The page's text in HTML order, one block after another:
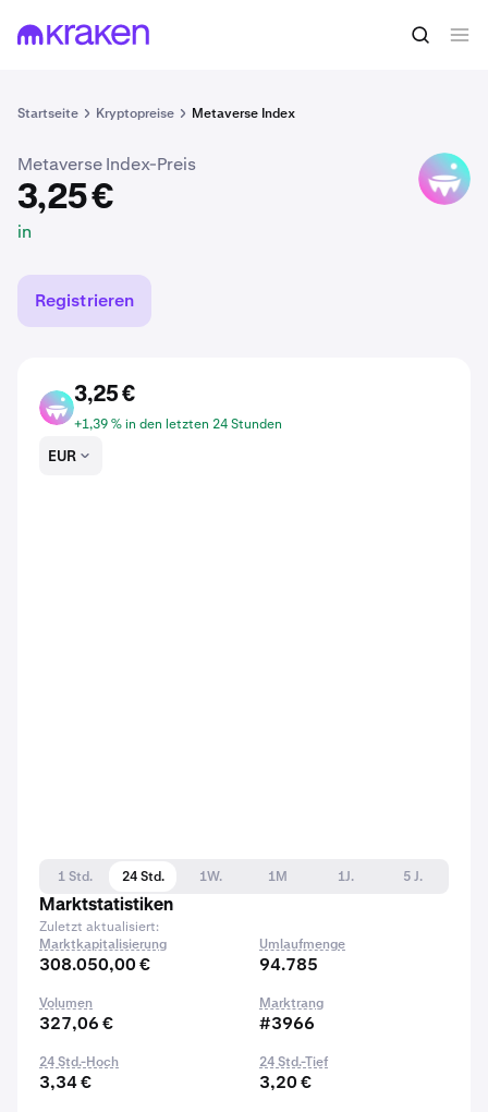
Startseite Kryptopreise Metaverse Index
3,25 € MVI kaufen
Metaverse Index-Preis
3,25 €
in
MVI
Registrieren
MVI
3,25 €
+1,39 % in den letzten 24 Stunden
EUR
1 Std. 24 Std. 1W. 1M 1J.
5 J.
Marktstatistiken
Zuletzt aktualisiert:
Marktkapitalisierung
308.050,00 €
Umlaufmenge
94.785
Volumen
327,06 €
Marktrang
#3966
24 Std.-Hoch
3,34 €
24 Std.-Tief
3,20 €